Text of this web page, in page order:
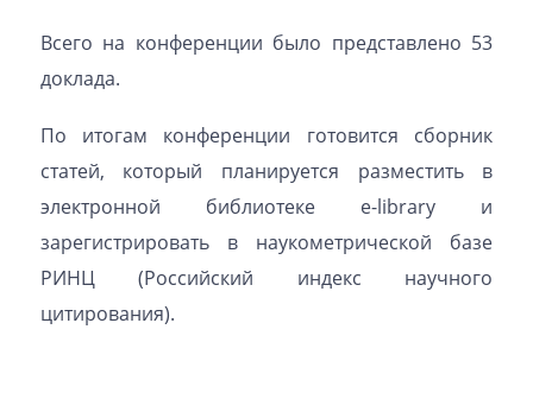
Всего на конференции было представлено 53
доклада.
По итогам конференции готовится сборник
статей, который планируется разместить в
электронной библиотеке e-library и
зарегистрировать в наукометрической базе
РИНЦ (Российский индекс научного
цитирования).